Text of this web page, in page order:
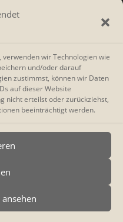
wir Technologien wie
und/oder darauf
zustimmst, können wir Daten
auf dieser Website
nicht erteilst oder zurückziehst,
beeinträchtigt werden.